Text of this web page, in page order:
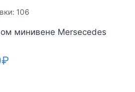
106
минивене Mersecedes
₽